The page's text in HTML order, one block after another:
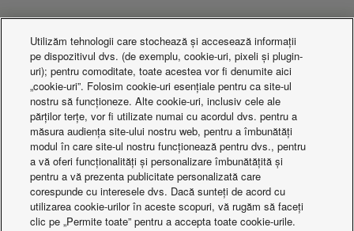
Studii de cazVedeți toate proiectele
Utilizăm tehnologii care stochează și accesează informații
pe dispozitivul dvs. (de exemplu, cookie-uri, pixeli și plugin-
uri); pentru comoditate, toate acestea vor fi denumite aici
„cookie-uri”. Folosim cookie-uri esențiale pentru ca site-ul
nostru să funcționeze. Alte cookie-uri, inclusiv cele ale
părților terțe, vor fi utilizate numai cu acordul dvs. pentru a
măsura audiența site-ului nostru web, pentru a îmbunătăți
modul în care site-ul nostru funcționează pentru dvs., pentru
a vă oferi funcționalități și personalizare îmbunătățită și
pentru a vă prezenta publicitate personalizată care
corespunde cu interesele dvs. Dacă sunteți de acord cu
utilizarea cookie-urilor în aceste scopuri, vă rugăm să faceți
clic pe „Permite toate” pentru a accepta toate cookie-urile.